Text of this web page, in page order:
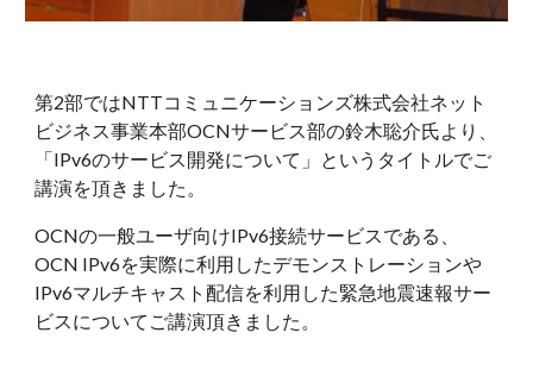
第2部ではNTTコミュニケーションズ株式会社ネット
ビジネス事業本部OCNサービス部の鈴木聡介氏より、
「IPv6のサービス開発について」というタイトルでご
講演を頂きました。
OCNの一般ユーザ向けIPv6接続サービスである、
OCN IPv6を実際に利用したデモンストレーションや
IPv6マルチキャスト配信を利用した緊急地震速報サー
ビスについてご講演頂きました。